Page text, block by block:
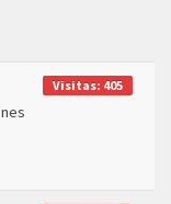
Visitas: 405